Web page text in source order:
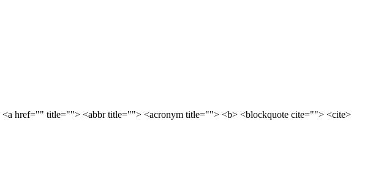
<a href="" title=""> <abbr title=""> <acronym title=""> <b> <blockquote cite=""> <cite>